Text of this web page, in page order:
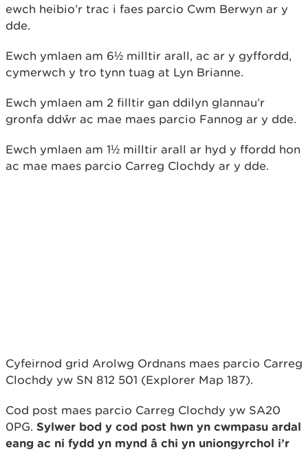
ewch heibio’r trac i faes parcio Cwm Berwyn ar y
dde.
Ewch ymlaen am 6½ milltir arall, ac ar y gyffordd,
cymerwch y tro tynn tuag at Lyn Brianne.
Ewch ymlaen am 2 filltir gan ddilyn glannau’r
gronfa ddŵr ac mae maes parcio Fannog ar y dde.
Ewch ymlaen am 1½ milltir arall ar hyd y ffordd hon
ac mae maes parcio Carreg Clochdy ar y dde.
Cyfeirnod grid Arolwg Ordnans maes parcio Carreg
Clochdy yw SN 812 501 (Explorer Map 187).
Cod post maes parcio Carreg Clochdy yw SA20
0PG. Sylwer bod y cod post hwn yn cwmpasu ardal
eang ac ni fydd yn mynd â chi yn uniongyrchol i’r